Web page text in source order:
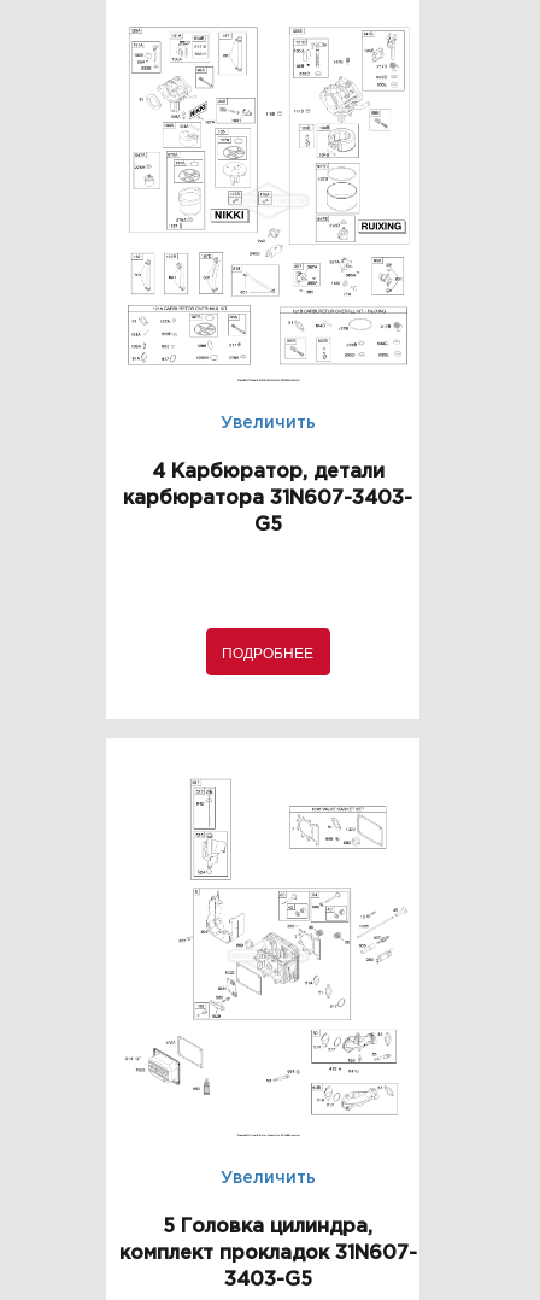
Увеличить
4 Карбюратор, детали
карбюратора 31N607-3403-
G5
ПОДРОБНЕЕ
Увеличить
5 Головка цилиндра,
комплект прокладок 31N607-
3403-G5